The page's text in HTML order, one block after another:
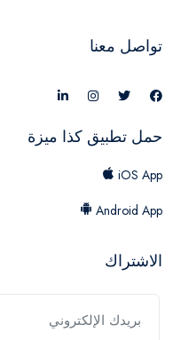
تواصل معنا
حمل تطبيق كذا ميزة
iOS App
Android App
الاشتراك